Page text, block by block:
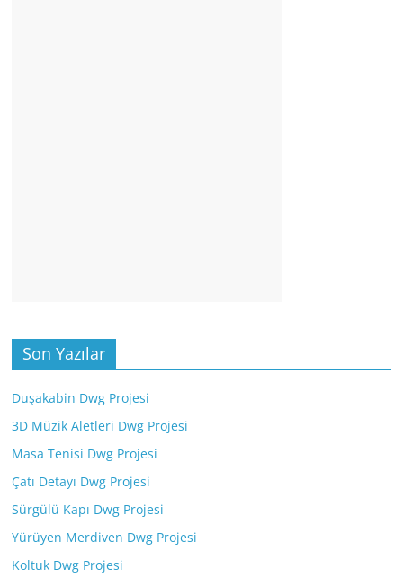
Son Yazılar
Duşakabin Dwg Projesi
3D Müzik Aletleri Dwg Projesi
Masa Tenisi Dwg Projesi
Çatı Detayı Dwg Projesi
Sürgülü Kapı Dwg Projesi
Yürüyen Merdiven Dwg Projesi
Koltuk Dwg Projesi